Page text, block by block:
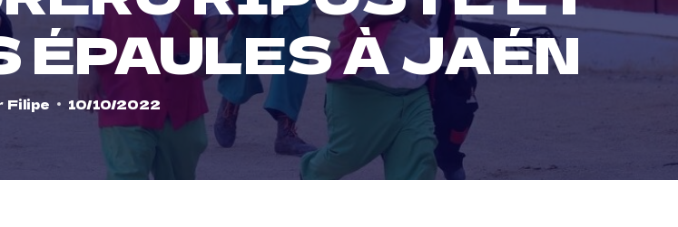
ÉPAULES À JAÉN
Filipe 10/10/2022